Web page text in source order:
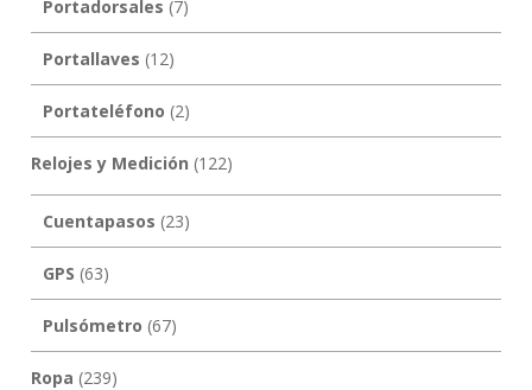
Portadorsales (7)
Portallaves (12)
Portateléfono (2)
Relojes y Medición (122)
Cuentapasos (23)
GPS (63)
Pulsómetro (67)
Ropa (239)